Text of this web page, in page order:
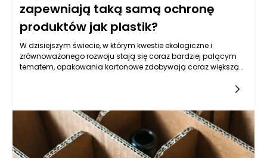
zapewniają taką samą ochronę
produktów jak plastik?
W dzisiejszym świecie, w którym kwestie ekologiczne i
zrównoważonego rozwoju stają się coraz bardziej palącym
tematem, opakowania kartonowe zdobywają coraz większą
zapewnić porównywalny poziom ochrony produktów, co
opakowania plastikowe. Kluczową kwestią jest zrozumienie, w
jaki sposób oba materiały różnią się pod względem
właściwości fizycznych, ich wpływu na środowisko oraz
sposobu, w jaki zabezpieczają zawartość.